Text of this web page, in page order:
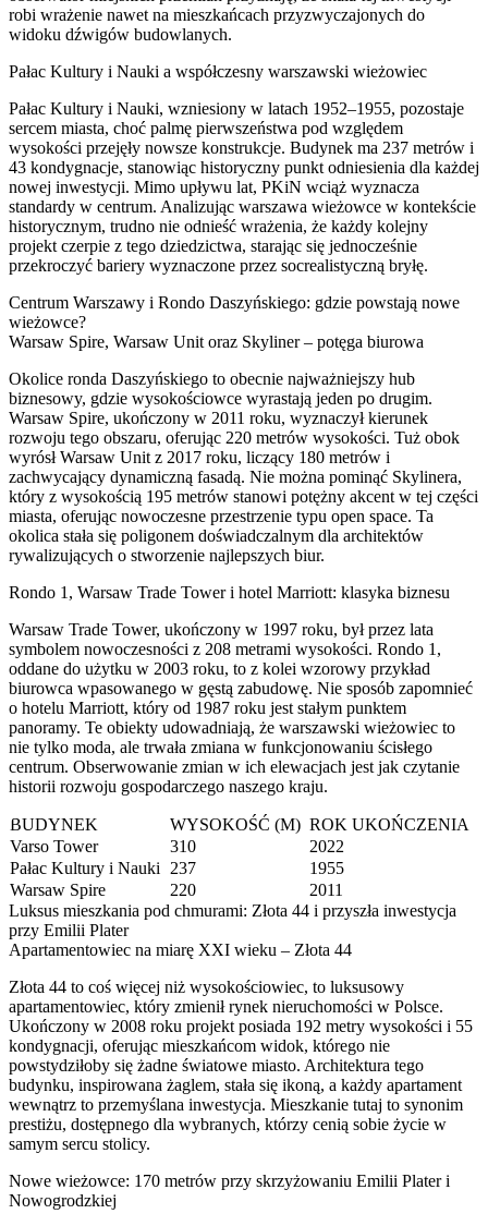
robi wrażenie nawet na mieszkańcach przyzwyczajonych do
widoku dźwigów budowlanych.
Pałac Kultury i Nauki a współczesny warszawski wieżowiec
Pałac Kultury i Nauki, wzniesiony w latach 1952–1955, pozostaje
sercem miasta, choć palmę pierwszeństwa pod względem
wysokości przejęły nowsze konstrukcje. Budynek ma 237 metrów i
43 kondygnacje, stanowiąc historyczny punkt odniesienia dla każdej
nowej inwestycji. Mimo upływu lat, PKiN wciąż wyznacza
standardy w centrum. Analizując warszawa wieżowce w kontekście
historycznym, trudno nie odnieść wrażenia, że każdy kolejny
projekt czerpie z tego dziedzictwa, starając się jednocześnie
przekroczyć bariery wyznaczone przez socrealistyczną bryłę.
Centrum Warszawy i Rondo Daszyńskiego: gdzie powstają nowe
wieżowce?
Warsaw Spire, Warsaw Unit oraz Skyliner – potęga biurowa
Okolice ronda Daszyńskiego to obecnie najważniejszy hub
biznesowy, gdzie wysokościowce wyrastają jeden po drugim.
Warsaw Spire, ukończony w 2011 roku, wyznaczył kierunek
rozwoju tego obszaru, oferując 220 metrów wysokości. Tuż obok
wyrósł Warsaw Unit z 2017 roku, liczący 180 metrów i
zachwycający dynamiczną fasadą. Nie można pominąć Skylinera,
który z wysokością 195 metrów stanowi potężny akcent w tej części
miasta, oferując nowoczesne przestrzenie typu open space. Ta
okolica stała się poligonem doświadczalnym dla architektów
rywalizujących o stworzenie najlepszych biur.
Rondo 1, Warsaw Trade Tower i hotel Marriott: klasyka biznesu
Warsaw Trade Tower, ukończony w 1997 roku, był przez lata
symbolem nowoczesności z 208 metrami wysokości. Rondo 1,
oddane do użytku w 2003 roku, to z kolei wzorowy przykład
biurowca wpasowanego w gęstą zabudowę. Nie sposób zapomnieć
o hotelu Marriott, który od 1987 roku jest stałym punktem
panoramy. Te obiekty udowadniają, że warszawski wieżowiec to
nie tylko moda, ale trwała zmiana w funkcjonowaniu ścisłego
centrum. Obserwowanie zmian w ich elewacjach jest jak czytanie
historii rozwoju gospodarczego naszego kraju.
BUDYNEK WYSOKOŚĆ (M) ROK UKOŃCZENIA
Varso Tower
310
2022
Pałac Kultury i Nauki
237
1955
Warsaw Spire
220
2011
Luksus mieszkania pod chmurami: Złota 44 i przyszła inwestycja
przy Emilii Plater
Apartamentowiec na miarę XXI wieku – Złota 44
Złota 44 to coś więcej niż wysokościowiec, to luksusowy
apartamentowiec, który zmienił rynek nieruchomości w Polsce.
Ukończony w 2008 roku projekt posiada 192 metry wysokości i 55
kondygnacji, oferując mieszkańcom widok, którego nie
powstydziłoby się żadne światowe miasto. Architektura tego
budynku, inspirowana żaglem, stała się ikoną, a każdy apartament
wewnątrz to przemyślana inwestycja. Mieszkanie tutaj to synonim
prestiżu, dostępnego dla wybranych, którzy cenią sobie życie w
samym sercu stolicy.
Nowe wieżowce: 170 metrów przy skrzyżowaniu Emilii Plater i
Nowogrodzkiej